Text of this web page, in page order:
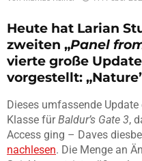
Heute hat Larian
zweiten „Panel
vierte große
vorgestellt:
Dieses umfassende
Klasse fürBaldur’s Gate 3,
Access ging – Daves
nachlesen. Die Menge an